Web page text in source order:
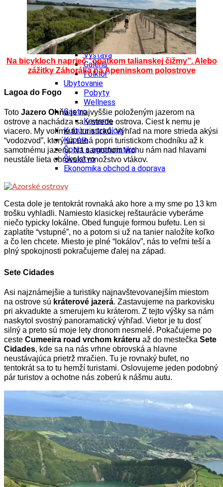
Výlet
Turistika
Cyklistika
Hrady
Podujatia
Výstava
Galéria
Folklór
Ubytovanie
Pobyty
Wellness
Gastro
Kaviarne
Kultúra a tradície
Kúpele
Šport a agroturistika
Školstvo
Ekonomika obchod a doprava
Na bicykloch naprieč “opätkom talianskej čižmy”. Alebo
zážitky Záhoráka na Apeninskom polostrove
Lagoa do Fogo
Toto Jazero Ohňaje najvyššie položeným jazerom na
ostrove a nachádza sa v strede ostrova. Ciest k nemu je
viacero. My volíme tu turistickú. Výhľad na more strieda akýsi
“vodozvod”, ktorýsa ťahá popri turistickom chodníku až k
samotnému jazeru. Na samotnom vrchu nám nad hlavami
neustále lieta obrovské množstvo vtákov.
Cesta dole je tentokrát rovnaká ako hore a my sme po 13 km
trošku vyhladli. Namiesto klasickej reštaurácie vyberáme
niečo typicky lokálne. Obed funguje formou bufetu. Len si
zaplatíte “vstupné”, no a potom si už na tanier naložíte koľko
a čo len chcete. Miesto je plné “lokálov”, nás to veľmi teší a
plný spokojnosti pokračujeme ďalej na západ.
Sete Cidades
Asi najznámejšie a turistiky najnavštevovanejším miestom
na ostrove sú kráterové jazerá. Zastavujeme na parkovisku
pri akvadukte a smerujem ku kráterom. Z tejto výšky sa nám
naskytol svostný panoramatický výhľad. Vietor je tu dosť
silný a preto sú moje lety dronom nesmelé. Pokačujeme po
ceste Cumeeira road vrchom kráteru až do mestečka Sete
Cidades, kde sa na nás vrhne obrovská a hlavne
neustávajúca prietrž mračien. Tu je rovnaký bufet, no
tentokrát sa to tu hemží turistami. Oslovujeme jeden podobný
pár turistov a ochotne nás zoberú k nášmu autu.